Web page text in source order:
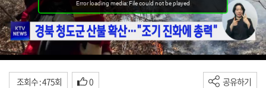
조회수 : 475회 0 공유하기